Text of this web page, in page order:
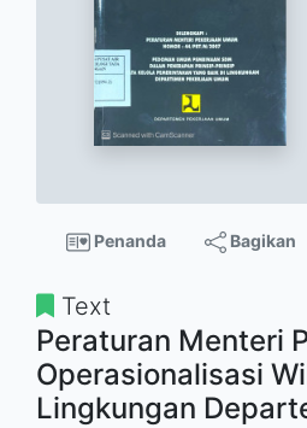
Penanda Bagikan
Text
Peraturan Menteri
Operasionalisasi
Lingkungan